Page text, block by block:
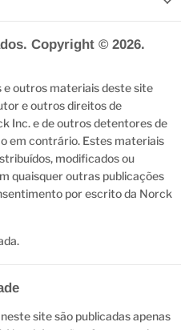
Copyright © 2026.
e outros materiais deste site
e outros direitos de
Inc. e de outros detentores de
em contrário. Estes materiais
modificados ou
quaisquer outras publicações
por escrito da Norck
site são publicadas apenas